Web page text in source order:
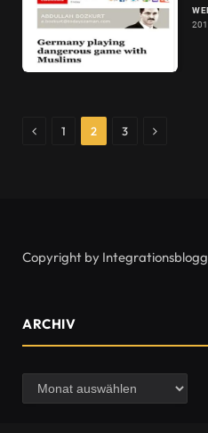
Previous
1 2 3 Next
Copyright by
ARCHIV
Archiv